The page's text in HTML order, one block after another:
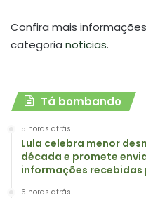
Confira mais
categoria noticias.
Tá bombando
5 horas atrás
Lula celebra menor
década e promete
informações
6 horas atrás